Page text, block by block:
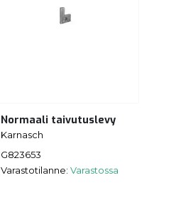
Normaali taivutuslevy
Karnasch
G823653
Varastotilanne: Varastossa